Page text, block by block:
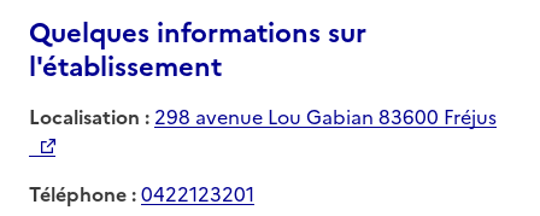
Quelques informations sur
l'établissement
Localisation : 298 avenue Lou Gabian 83600 Fréjus
Téléphone :0422123201